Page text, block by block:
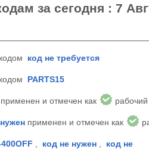
за сегодня : 7
код не требуется
PARTS15
применен и отмечен как рабочий
применен и отмечен как
код не нужен, код не